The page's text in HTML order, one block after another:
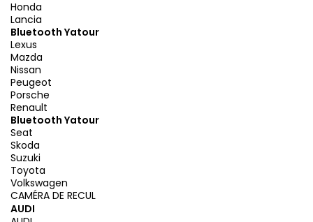
Honda
Lancia
Bluetooth Yatour
Lexus
Mazda
Nissan
Peugeot
Porsche
Renault
Bluetooth Yatour
Seat
Skoda
Suzuki
Toyota
Volkswagen
CAMÉRA DE RECUL
AUDI